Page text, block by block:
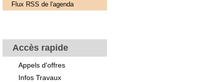
Flux RSS de l'agenda
Accès rapide
Appels d'offres
Infos Travaux